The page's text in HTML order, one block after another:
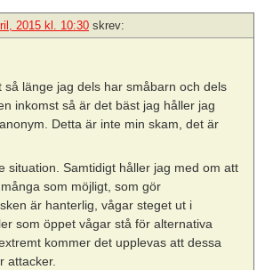
2015 kl. 10:30 skrev:
så länge jag dels har småbarn och dels
inkomst så är det bäst jag håller jag
Detta är inte min skam, det är
situation. Samtidigt håller jag med om att
som möjligt, som gör
är hanterlig, vågar steget ut i
som öppet vågar stå för alternativa
kommer det upplevas att dessa
attacker.